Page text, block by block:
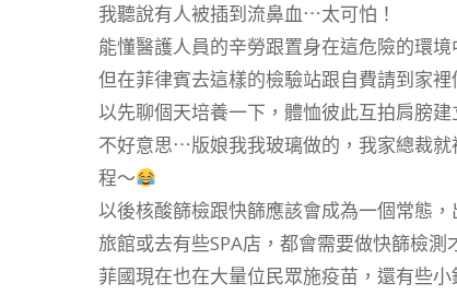
我聽說有人被插到流鼻血⋯太可怕！
能懂醫護人員的辛勞跟置身在這危險的環境
但在菲律賓去這樣的檢驗站跟自費請到家
以先聊個天培養一下，體恤彼此互拍肩膀建
不好意思⋯版娘我我玻璃做的，我家總裁
程～
以後核酸篩檢跟快篩應該會成為一個常態
旅館或去有些SPA店，都會需要做快篩檢測
菲國現在也在大量位民眾施疫苗，還有些